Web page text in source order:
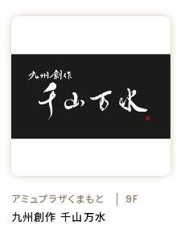
アミュプラザくまもと 9F
九州創作 千山万水